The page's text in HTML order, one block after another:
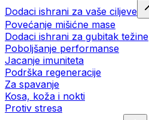
Dodaci ishrani za vaše ciljeve
Povećanje mišićne mase
Dodaci ishrani za gubitak težine
Poboljšanje performanse
Jacanje imuniteta
Podrška regeneracije
Za spavanje
Kosa, koža i nokti
Protiv stresa